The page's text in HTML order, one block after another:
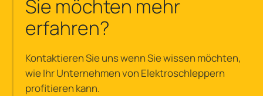
Sie möchten mehr
erfahren?
Kontaktieren Sie uns wenn Sie wissen möchten,
wie Ihr Unternehmen von Elektroschleppern
profitieren kann.